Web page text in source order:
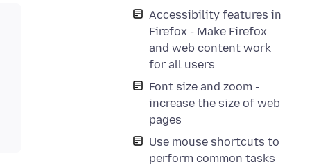
Accessibility features in
Firefox - Make Firefox
and web content work
for all users
Font size and zoom -
increase the size of web
pages
Use mouse shortcuts to
perform common tasks